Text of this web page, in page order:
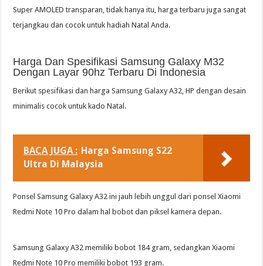
Super AMOLED transparan, tidak hanya itu, harga terbaru juga sangat
terjangkau dan cocok untuk hadiah Natal Anda.
Harga Dan Spesifikasi Samsung Galaxy M32
Dengan Layar 90hz Terbaru Di Indonesia
Berikut spesifikasi dan harga Samsung Galaxy A32, HP dengan desain
minimalis cocok untuk kado Natal.
BACA JUGA : Harga Samsung S22
Ultra Di Malaysia
Ponsel Samsung Galaxy A32 ini jauh lebih unggul dari ponsel Xiaomi
Redmi Note 10 Pro dalam hal bobot dan piksel kamera depan.
Samsung Galaxy A32 memiliki bobot 184 gram, sedangkan Xiaomi
Redmi Note 10 Pro memiliki bobot 193 gram.